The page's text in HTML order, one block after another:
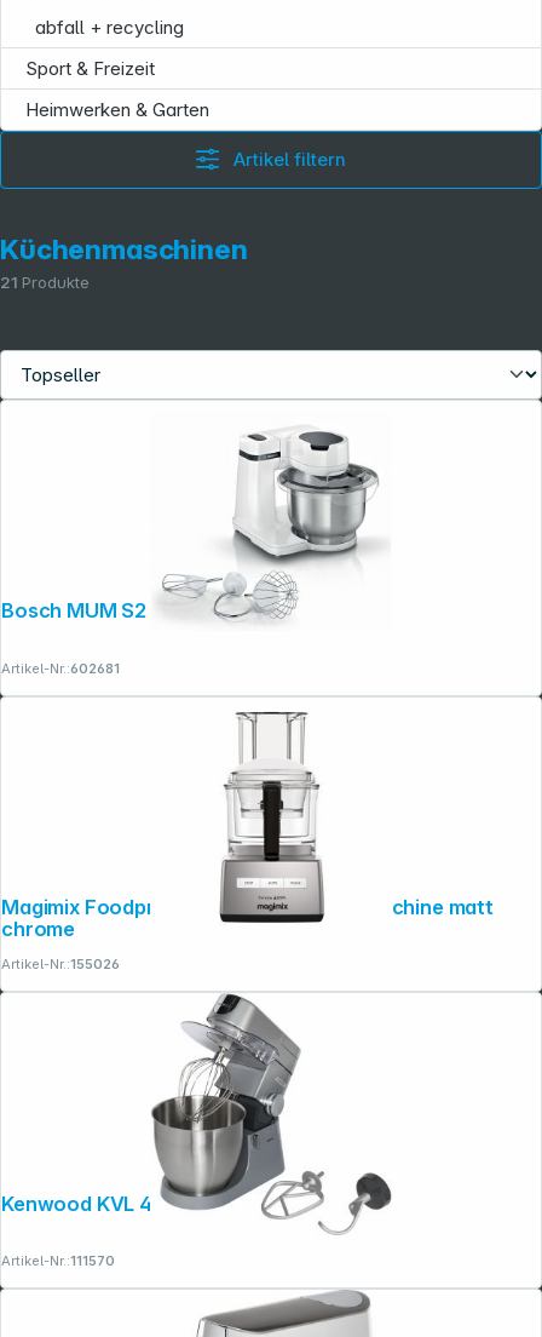
abfall + recycling
Sport & Freizeit
Heimwerken & Garten
Artikel filtern
Küchenmaschinen
21 Produkte
Bosch MUM S2 EW00
Artikel-Nr.:602681
Magimix Foodpro CS4200XL Küchenmaschine matt
chrome
Artikel-Nr.:155026
Kenwood KVL 4100S Chef XL
Artikel-Nr.:111570
Folgen Sie uns auf